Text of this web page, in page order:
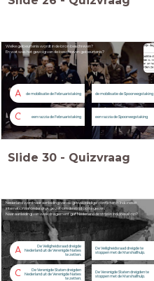
Welke gebeurtenis wordt in de bron beschreven?
En wat was het gevolg van de beschreven gebeurtenis?
A de mobilisatie de Februaristaking de mobilisatie de Spoorwegstaking
C een razzia de Februaristaking een razzia de Spoorwegstaking
Slide 30 - Quizvraag
Nederland werd naar aanleiding van de gewelddadige conflicten in Indonesië
internationaal onder druk gezet om de strijd op te geven.
Naar aanleiding van welk dreigement gaf Nederland de strijd in Indonesië op?
A
De Veiligheidsraad dreigde
Nederland uit de Verenigde Naties
te zetten.
De Veiligheidsraad dreigde te
stoppen met de Marshallhulp.
C
De Verenigde Staten dreigden
Nederland uit de Verenigde Naties
te zetten.
De Verenigde Staten dreigden te
stoppen met de Marshallhulp.